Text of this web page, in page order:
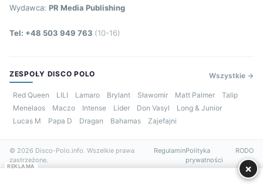
Wydawca: PR Media Publishing
Tel: +48 503 949 763 (10-16)
ZESPOŁY DISCO POLO Wszystkie →
Red Queen LILI Lamaro Brylant Sławomir Matt Palmer
Talip
Menelaos
Maczo Intense Lider Don Vasyl
Long & Junior
Lucas M
Papa D Dragan Bahamas Zajefajni
© 2026 Disco-Polo.info. Wszelkie prawa
zastrzeżone.
RegulaminPolityka
prywatności
RODO
REKLAMA ×